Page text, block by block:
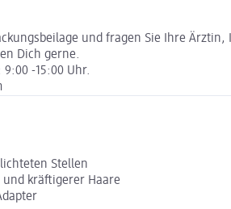
und fragen Sie Ihre
Dich gerne.
-15:00 Uhr.
Stellen
kräftigerer Haare